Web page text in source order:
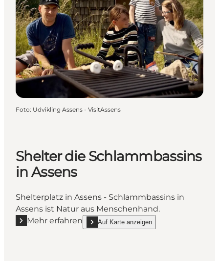
Foto: Udvikling Assens - VisitAssens
Shelter die Schlammbassins
in Assens
Shelterplatz in Assens - Schlammbassins in
Assens ist Natur aus Menschenhand.
Mehr erfahren
Mehr erfahren "Shelter die Schlammbassins in
Auf Karte anzeigen
show Shelter die Schlammbassins in Assens